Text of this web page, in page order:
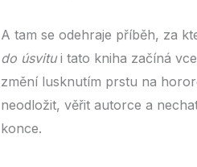
A tam se odehraje příběh, za
do úsvitui tato kniha začíná
změní lusknutím prstu na
neodložit, věřit autorce a
konce.